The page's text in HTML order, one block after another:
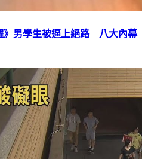
》男學生被逼上絕路 八大內幕